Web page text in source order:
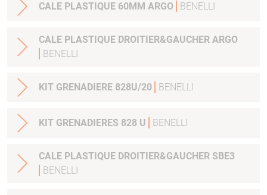
CALE PLASTIQUE 60MM ARGO BENELLI
CALE PLASTIQUE DROITIER&GAUCHER ARGO
BENELLI
KIT GRENADIERE 828U/20 BENELLI
KIT GRENADIERES 828 U BENELLI
CALE PLASTIQUE DROITIER&GAUCHER SBE3
BENELLI